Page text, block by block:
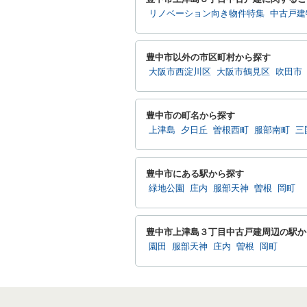
リノベーション向き物件特集 中古戸
豊中市以外の市区町村から探す
大阪市西淀川区 大阪市鶴見区 吹田市
豊中市の町名から探す
上津島 夕日丘 曽根西町 服部南町 三
豊中市にある駅から探す
緑地公園 庄内 服部天神 曽根 岡町
豊中市上津島３丁目中古戸建周辺の駅
園田 服部天神 庄内 曽根 岡町